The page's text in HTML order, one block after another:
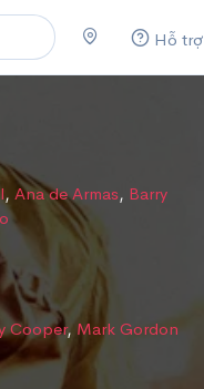
Hỗ trợ
,Ana de Armas, Barry
Cooper, Mark Gordon